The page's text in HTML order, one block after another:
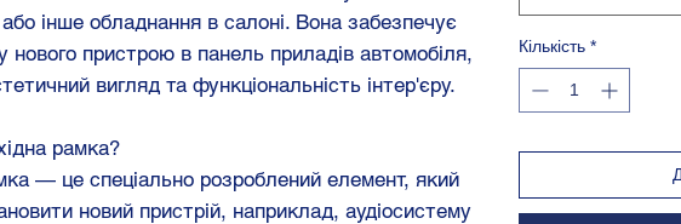
інше обладнання в салоні. Вона забезпечує
нового пристрою в панель приладів автомобіля,
вигляд та функціональність інтер'єру.
рамка?
— це спеціально розроблений елемент, який
новий пристрій, наприклад, аудіосистему
Кількість *